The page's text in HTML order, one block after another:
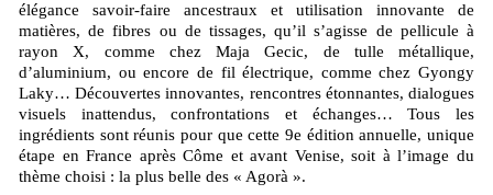
élégance savoir-faire ancestraux et utilisation innovante de
matières, de fibres ou de tissages, qu’il s’agisse de pellicule à
rayon X, comme chez Maja Gecic, de tulle métallique,
d’aluminium, ou encore de fil électrique, comme chez Gyongy
Laky… Découvertes innovantes, rencontres étonnantes, dialogues
visuels inattendus, confrontations et échanges… Tous les
ingrédients sont réunis pour que cette 9e édition annuelle, unique
étape en France après Côme et avant Venise, soit à l’image du
thème choisi : la plus belle des « Agorà ».